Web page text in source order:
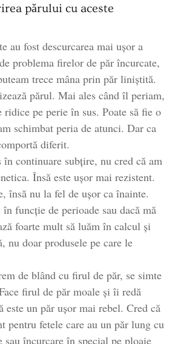
părului cu aceste
au fost descurcarea mai ușor a
problema firelor de păr încurcate,
trece mâna prin păr liniștită.
părul. Mai ales când îl periam,
ridice pe perie în sus. Poate să fie o
schimbat peria de atunci. Dar ca
diferit.
continuare subțire, nu cred că am
Însă este ușor mai rezistent.
însă nu la fel de ușor ca înainte.
funcție de perioade sau dacă mă
foarte mult să luăm în calcul și
nu doar produsele pe care le
de blând cu firul de păr, se simte
firul de păr moale și îi redă
este un păr ușor mai rebel. Cred că
pentru fetele care au un păr lung cu
sau încurcare în special pe ploaie